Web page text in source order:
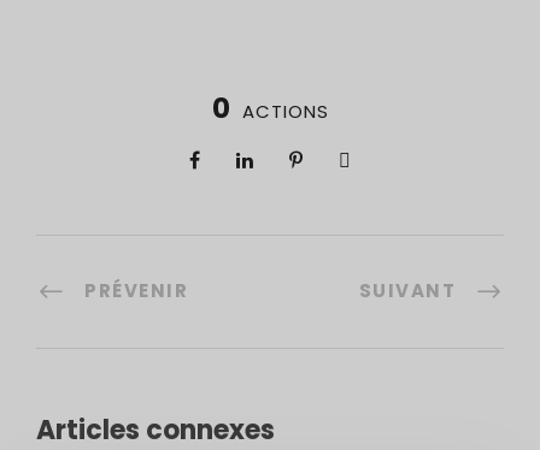
0 ACTIONS
PRÉVENIR SUIVANT
Articles connexes